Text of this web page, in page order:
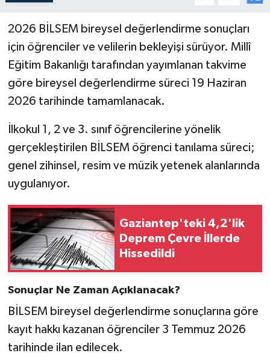
2026 BİLSEM bireysel değerlendirme sonuçları
için öğrenciler ve velilerin bekleyişi sürüyor. Millî
Eğitim Bakanlığı tarafından yayımlanan takvime
göre bireysel değerlendirme süreci 19 Haziran
2026 tarihinde tamamlanacak.
İlkokul 1, 2 ve 3. sınıf öğrencilerine yönelik
gerçekleştirilen BİLSEM öğrenci tanılama süreci;
genel zihinsel, resim ve müzik yetenek alanlarında
uygulanıyor.
Gaziantep'teki 4,2'lik
Deprem Çevre İllerde
Hissedildi
Sonuçlar Ne Zaman Açıklanacak?
BİLSEM bireysel değerlendirme sonuçlarına göre
kayıt hakkı kazanan öğrenciler 3 Temmuz 2026
tarihinde ilan edilecek.